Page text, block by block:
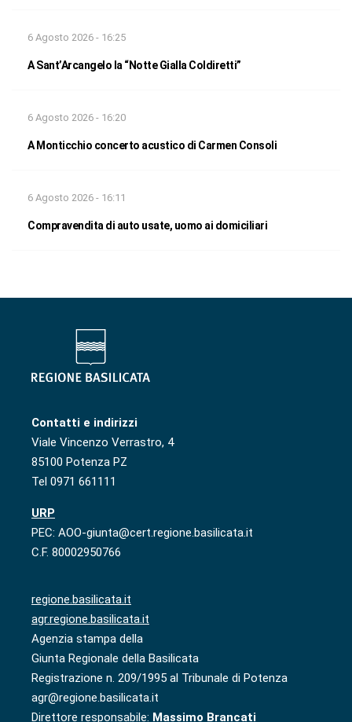
6 Agosto 2026 - 16:25
A Sant’Arcangelo la “Notte Gialla Coldiretti”
6 Agosto 2026 - 16:20
A Monticchio concerto acustico di Carmen Consoli
6 Agosto 2026 - 16:11
Compravendita di auto usate, uomo ai domiciliari
Contatti e indirizzi
Viale Vincenzo Verrastro, 4
85100 Potenza PZ
Tel 0971 661111
URP
PEC: AOO-giunta@cert.regione.basilicata.it
C.F. 80002950766
regione.basilicata.it
agr.regione.basilicata.it
Agenzia stampa della
Giunta Regionale della Basilicata
Registrazione n. 209/1995 al Tribunale di Potenza
agr@regione.basilicata.it
Direttore responsabile: Massimo Brancati